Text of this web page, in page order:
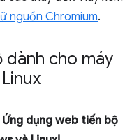
nguồn Chromium.
dành cho máy
dụng web tiến bộ